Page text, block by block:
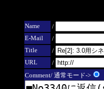
Name
/
E-Mail
/
Title
/
URL
/
Comment/ 通常モード->